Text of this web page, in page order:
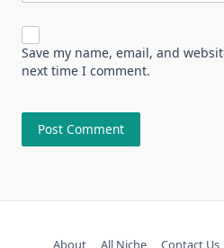
Save my name, email, and
next time I comment.
About All Niche Contact Us